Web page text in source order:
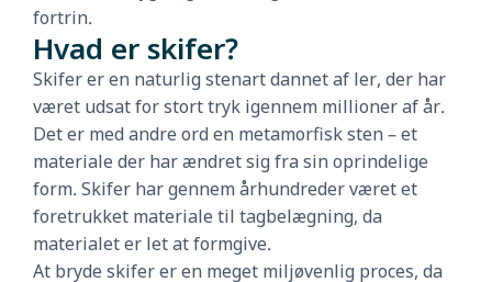
fortrin.
Hvad er skifer?
Skifer er en naturlig stenart dannet af ler, der har
været udsat for stort tryk igennem millioner af år.
Det er med andre ord en metamorfisk sten – et
materiale der har ændret sig fra sin oprindelige
form. Skifer har gennem århundreder været et
foretrukket materiale til tagbelægning, da
materialet er let at formgive.
At bryde skifer er en meget miljøvenlig proces, da